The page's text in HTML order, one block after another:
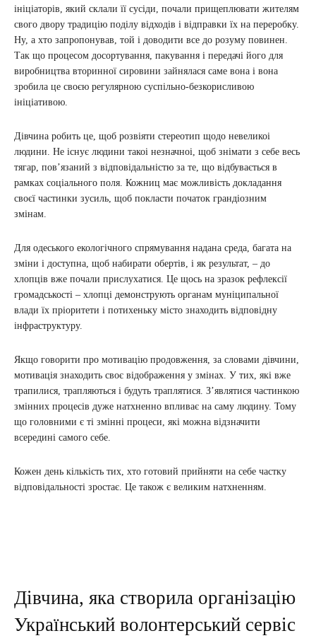
ініціаторів, який склали її сусіди, почали прищеплювати жителям
свого двору традицію поділу відходів і відправки їх на переробку.
Ну, а хто запропонував, той і доводити все до розуму повинен.
Так що процесом досортування, пакування і передачі його для
виробництва вторинної сировини зайнялася саме вона і вона
зробила це своєю регулярною суспільно-безкорисливою ​​
ініціативою.
Дівчина робить це, щоб розвіяти стереотип щодо невеликоі
людини. Не існує людини такоі незначноі, щоб знімати з себе весь
тягар, пов’язаний з відповідальністю за те, що відбувається в
рамках соціального поля. Кожниц має можливість докладання
своєї частинки зусиль, щоб покласти початок грандіозним
змінам.
Для одеського екологічного спрямування надана среда, багата на
зміни і доступна, щоб набирати обертів, і як результат, – до
хлопців вже почали прислухатися. Це щось на зразок рефлексії
громадськості – хлопці демонструють органам муніципальної
влади їх пріоритети і потихеньку місто знаходить відповідну
інфраструктуру.
Якщо говорити про мотивацію продовження, за словами дівчини,
мотивація знаходить своє відображення у змінах. У тих, які вже
трапилися, трапляються і будуть траплятися. З’являтися частинкою
змінних процесів дуже натхненно впливає на саму людину. Тому
що головними є ті змінні процеси, які можна відзначити
всередині самого себе.
Кожен день кількість тих, хто готовий прийняти на себе частку
відповідальності зростає. Це також є великим натхненням.
Дівчина, яка створила організацію
Український волонтерський сервіс